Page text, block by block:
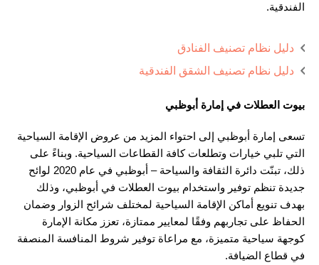
الفندقية.
دليل نظام تصنيف الفنادق
دليل نظام تصنيف الشقق الفندقية
بيوت العطلات في إمارة أبوظبي
تسعى إمارة أبوظبي إلى احتواء المزيد من عروض الإقامة السياحية
التي تلبي خيارات وتطلعات كافة القطاعات السياحية. وبناءً على
ذلك، تبنّت دائرة الثقافة والسياحة – أبوظبي في عام 2020 لوائح
جديدة تنظم توفير واستخدام بيوت العطلات في أبوظبي، وذلك
بهدف تنويع أماكن الإقامة السياحية لمختلف شرائح الزوار وضمان
الحفاظ على تجاربهم وفقًا لمعايير ممتازة، تعزز مكانة الإمارة
كوجهة سياحية متميزة، مع مراعاة توفير شروط المنافسة المنصفة
في قطاع الضيافة.